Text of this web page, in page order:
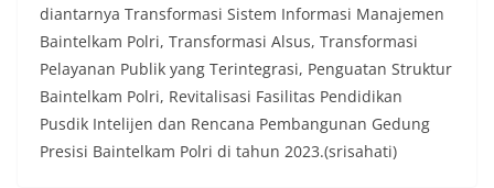
diantarnya Transformasi Sistem Informasi Manajemen
Baintelkam Polri, Transformasi Alsus, Transformasi
Pelayanan Publik yang Terintegrasi, Penguatan Struktur
Baintelkam Polri, Revitalisasi Fasilitas Pendidikan
Pusdik Intelijen dan Rencana Pembangunan Gedung
Presisi Baintelkam Polri di tahun 2023.(srisahati)